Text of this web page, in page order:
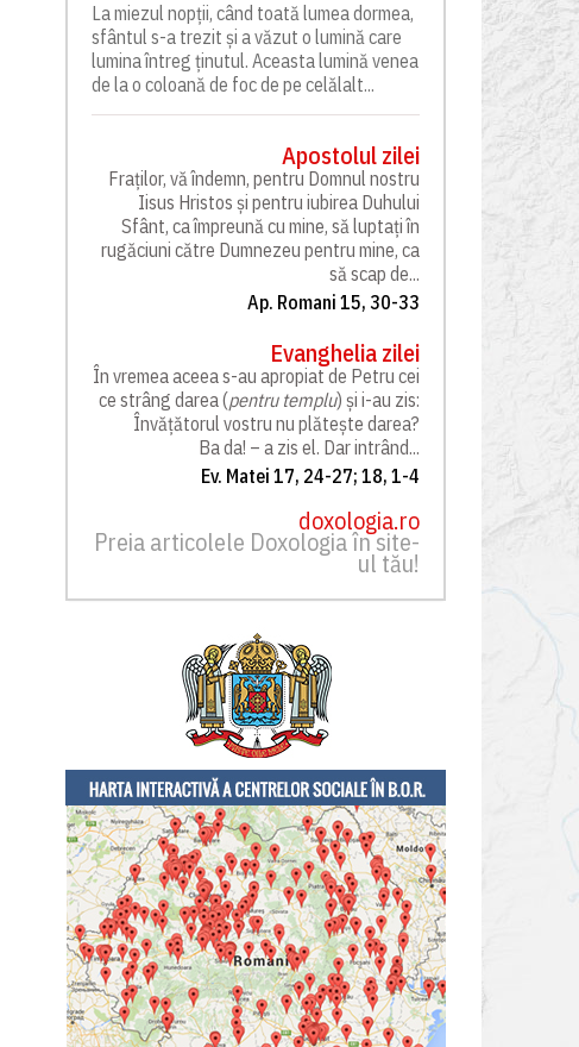
La miezul nopții, când toată lumea dormea,
sfântul s-a trezit și a văzut o lumină care
lumina întreg ținutul. Aceasta lumină venea
de la o coloană de foc de pe celălalt...
Apostolul zilei
Fraților, vă îndemn, pentru Domnul nostru
Iisus Hristos și pentru iubirea Duhului
Sfânt, ca împreună cu mine, să luptați în
rugăciuni către Dumnezeu pentru mine, ca
să scap de...
Ap. Romani 15, 30-33
Evanghelia zilei
În vremea aceea s-au apropiat de Petru cei
ce strâng darea (pentru templu) și i-au zis:
Învățătorul vostru nu plătește darea?
Ba da! – a zis el. Dar intrând...
Ev. Matei 17, 24-27; 18, 1-4
doxologia.ro
Preia articolele Doxologia în site-
ul tău!